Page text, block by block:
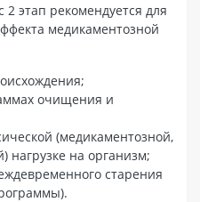
этап рекомендуется для
медикаментозной
очищения и
(медикаментозной,
нагрузке на организм;
старения